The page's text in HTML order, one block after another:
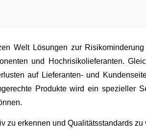
Welt Lösungen zur
und Hochrisikolieferanten.
auf Lieferanten- und
Produkte wird ein spezieller
zu erkennen und Qualitätsstandards zu